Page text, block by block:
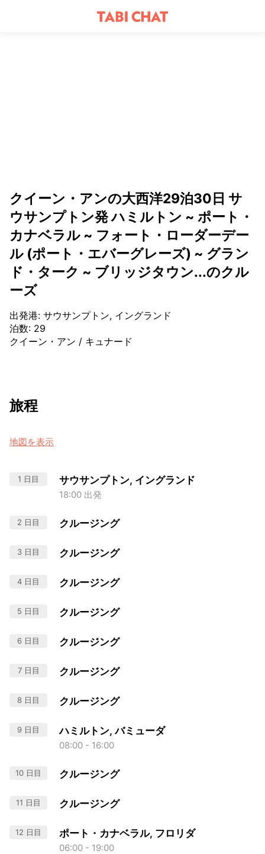
クイーン・アンの大西洋29泊30日 サ
ウサンプトン発 ハミルトン ~ ポート・
カナベラル ~ フォート・ローダーデー
ル (ポート・エバーグレーズ) ~ グラン
ド・ターク ~ ブリッジタウン...のクル
ーズ
出発港: サウサンプトン, イングランド
泊数: 29
クイーン・アン / キュナード
旅程
地図を表示
1 日目 サウサンプトン, イングランド
18:00 出発
2 日目 クルージング
3 日目 クルージング
4 日目 クルージング
5 日目 クルージング
6 日目 クルージング
7 日目 クルージング
8 日目 クルージング
9 日目 ハミルトン, バミューダ
08:00 - 16:00
10 日目 クルージング
11 日目 クルージング
12 日目 ポート・カナベラル, フロリダ
06:00 - 19:00